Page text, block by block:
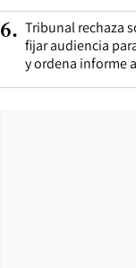
6. Tribunal rechaza
fijar audiencia
y ordena informe